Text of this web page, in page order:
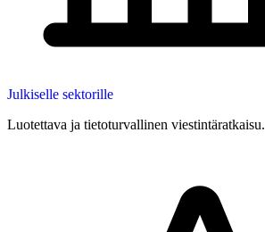
Julkiselle sektorille
Luotettava ja tietoturvallinen viestintäratkaisu.